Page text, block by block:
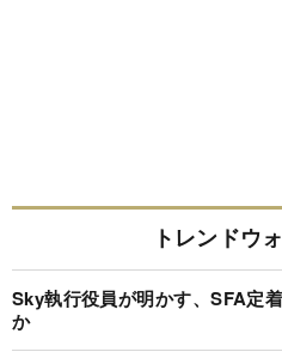
トレンドウ
Sky執行役員が明かす、SFA定
か